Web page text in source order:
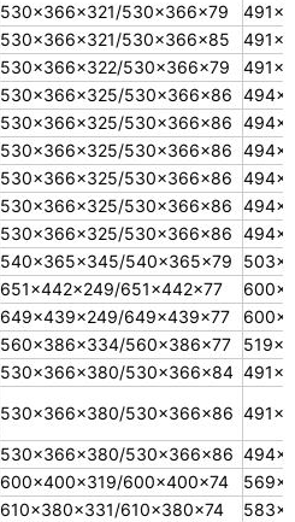
530×366×321/530×366×79
530×366×321/530×366×85
530×366×322/530×366×79
530×366×325/530×366×86
530×366×325/530×366×86
530×366×325/530×366×86
530×366×325/530×366×86
530×366×325/530×366×86
530×366×325/530×366×86
540×365×345/540×365×79
651×442×249/651×442×77
649×439×249/649×439×77
560×386×334/560×386×77
530×366×380/530×366×84
530×366×380/530×366×86
530×366×380/530×366×86
600×400×319/600×400×74
610×380×331/610×380×74